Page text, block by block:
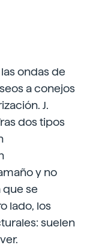
ondas de
a conejos
J.
dos tipos
y no
se
lado, los
suelen